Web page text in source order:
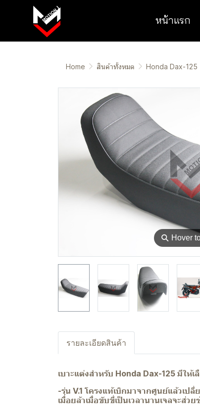
หน้าแรก
Home สินค้าทั้งหมด Honda Dax-125
⚲ Hover
รายละเอียดสินค้า
เบาะแต่งสำหรับ Honda Dax-125 มีใ
-รุ่น V.1 โครงแท้เบิกมาจากศูนย์แล้วเ
เมื่อยล้าเมื่อขับขี่เป็นเวลานานเจลจะส่